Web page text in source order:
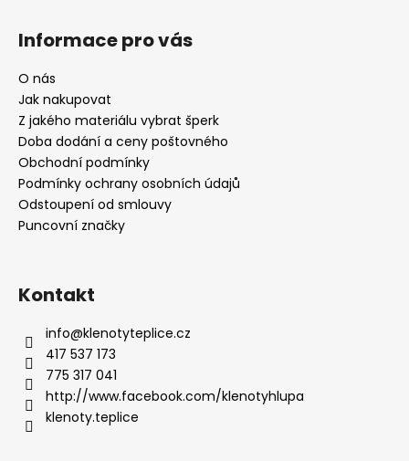
Informace pro vás
O nás
Jak nakupovat
Z jakého materiálu vybrat šperk
Doba dodání a ceny poštovného
Obchodní podmínky
Podmínky ochrany osobních údajů
Odstoupení od smlouvy
Puncovní značky
Kontakt
info@klenotyteplice.cz
417 537 173
775 317 041
http://www.facebook.com/klenotyhlupa
klenoty.teplice